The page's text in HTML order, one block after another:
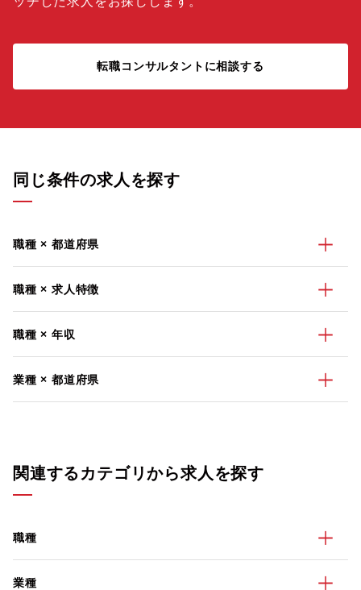
転職コンサルタントに相談する
同じ条件の求人を探す
職種 × 都道府県
職種 × 求人特徴
職種 × 年収
業種 × 都道府県
関連するカテゴリから求人を探す
職種
業種